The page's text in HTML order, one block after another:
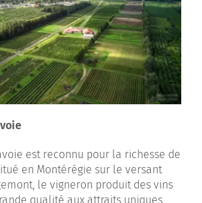
est reconnu pour la richesse de
en Montérégie sur le versant
le vigneron produit des vins
qualité aux attraits uniques,